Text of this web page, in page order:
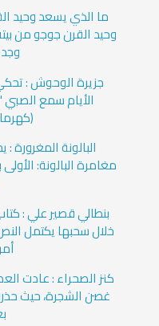
ما الذي يسعد وحيد
وحيد القرن جوجو من
جزيرة الوحوش :
الأيام سمع
البالونة
مغامرة البالونة: الأولى
بنطالي قصير علي :
خلال سحبها يكتمل
كنز الصحراء : عادت
غصن الشجرة، حيث